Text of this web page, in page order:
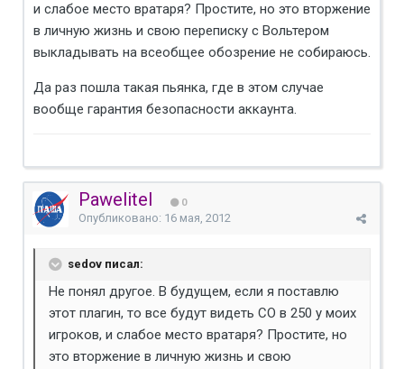
и слабое место вратаря? Простите, но это вторжение
в личную жизнь и свою переписку с Вольтером
выкладывать на всеобщее обозрение не собираюсь.
Да раз пошла такая пьянка, где в этом случае
вообще гарантия безопасности аккаунта.
Pawelitel 0
Опубликовано: 16 мая, 2012
sedov писал:
Не понял другое. В будущем, если я поставлю
этот плагин, то все будут видеть СО в 250 у моих
игроков, и слабое место вратаря? Простите, но
это вторжение в личную жизнь и свою